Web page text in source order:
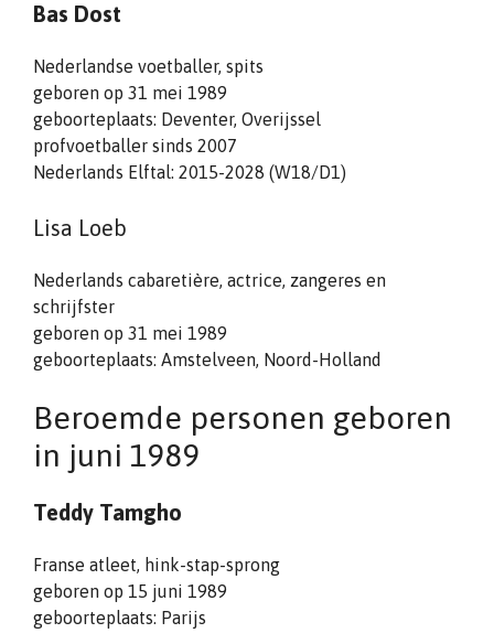
Bas Dost
Nederlandse voetballer, spits
geboren op 31 mei 1989
geboorteplaats: Deventer, Overijssel
profvoetballer sinds 2007
Nederlands Elftal: 2015-2028 (W18/D1)
Lisa Loeb
Nederlands cabaretière, actrice, zangeres en
schrijfster
geboren op 31 mei 1989
geboorteplaats: Amstelveen, Noord-Holland
Beroemde personen geboren
in juni 1989
Teddy Tamgho
Franse atleet, hink-stap-sprong
geboren op 15 juni 1989
geboorteplaats: Parijs